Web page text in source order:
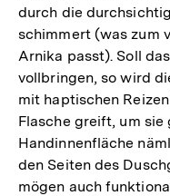
durch die
schimmert (was zum
Arnika passt). Soll
vollbringen, so wird
mit haptischen
Flasche greift, um
Handinnenfläche
den Seiten des
mögen auch